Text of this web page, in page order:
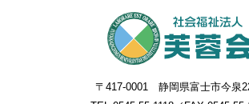
〒417-0001 静岡県富士市今泉